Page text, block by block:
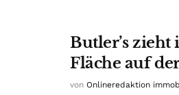
Butler’s
Fläche auf
von Onlineredaktion